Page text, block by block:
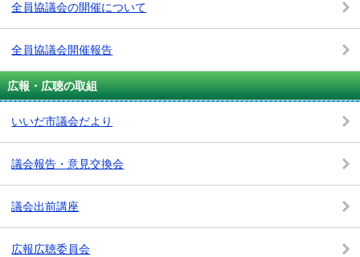
全員協議会の開催について
全員協議会開催報告
広報・広聴の取組
いいだ市議会だより
議会報告・意見交換会
議会出前講座
広報広聴委員会